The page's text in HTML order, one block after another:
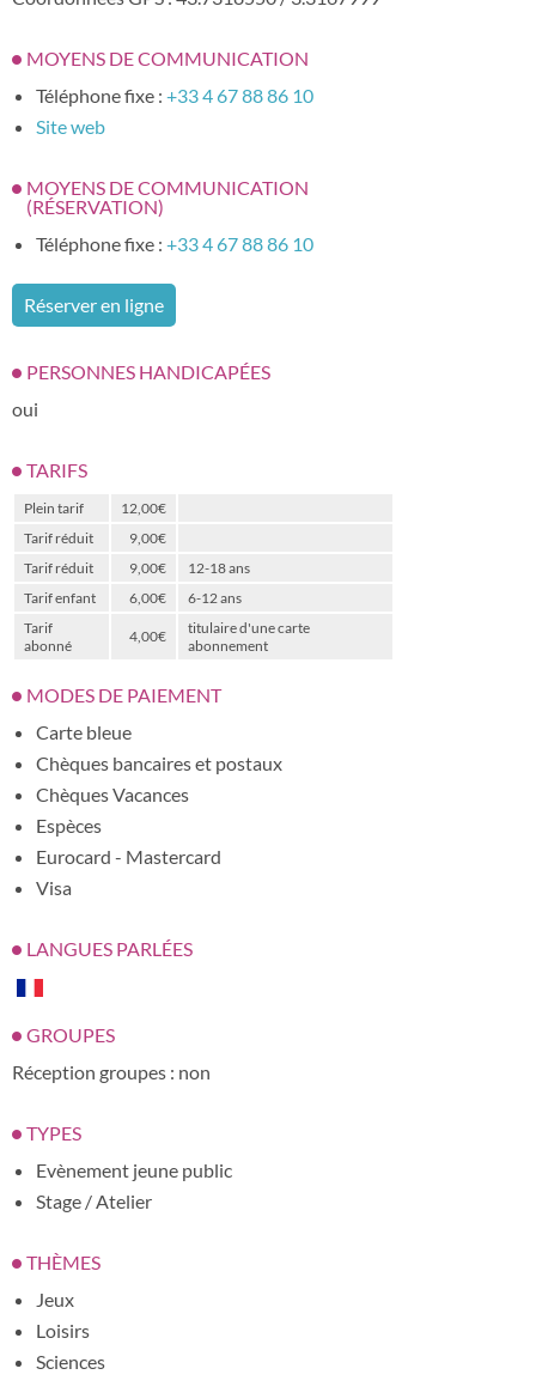
MOYENS DE COMMUNICATION
Téléphone fixe : +33 4 67 88 86 10
Site web
MOYENS DE COMMUNICATION
(RÉSERVATION)
Téléphone fixe : +33 4 67 88 86 10
Réserver en ligne
PERSONNES HANDICAPÉES
oui
TARIFS
Plein tarif
12,00€
Tarif réduit
9,00€
Tarif réduit
9,00€
12-18 ans
Tarif enfant
6,00€
6-12 ans
Tarif
abonné
4,00€
titulaire d'une carte
abonnement
MODES DE PAIEMENT
Carte bleue
Chèques bancaires et postaux
Chèques Vacances
Espèces
Eurocard - Mastercard
Visa
LANGUES PARLÉES
GROUPES
Réception groupes : non
TYPES
Evènement jeune public
Stage / Atelier
THÈMES
Jeux
Loisirs
Sciences